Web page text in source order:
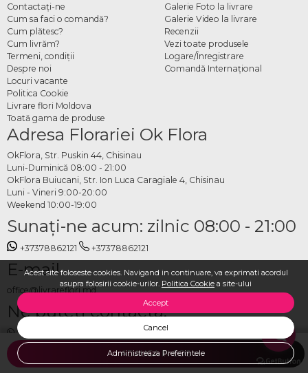
Acest site foloseste cookies. Navigand in continuare, va exprimati acordul
asupra folosirii cookie-urilor. Politica Cookie a site-ului
Accept
Cancel
Administreaza Preferintele
ADAUGA IN COS
Contactaţi-ne
Cum sa faci o comandă?
Cum plătesc?
Cum livrăm?
Termeni, condiţii
Despre noi
Locuri vacante
Politica Cookie
Livrare flori Moldova
Toată gama de produse
Galerie Foto la livrare
Galerie Video la livrare
Recenzii
Vezi toate produsele
Logare/Înregistrare
Comandă Internațional
Adresa Florariei Ok Flora
OkFlora, Str. Puskin 44, Chisinau
Luni-Duminică 08:00 - 21:00
OkFlora Buiucani, Str. Ion Luca Caragiale 4, Chisinau
Luni - Vineri 9:00-20:00
Weekend 10:00-19:00
Sunaţi-ne acum: zilnic 08:00 - 21:00
+37378862121 +37378862121
E-mail
office@livrareflori.md
Ne puteți contacta:
whatsapp